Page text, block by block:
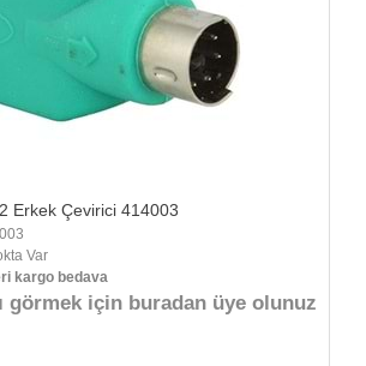
Erkek Çevirici 414003
Var
kargo bedava
görmek için buradan üye olunuz